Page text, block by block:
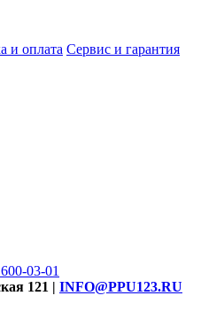
и оплата Сервис и гарантия
600-03-01
121 | INFO@PPU123.RU